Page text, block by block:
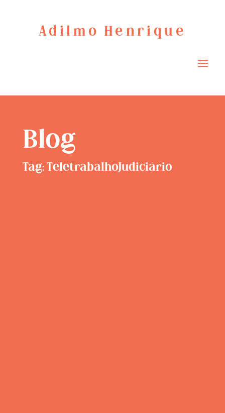
Adilmo Henrique
Blog
Tag: TeletrabalhoJudiciário